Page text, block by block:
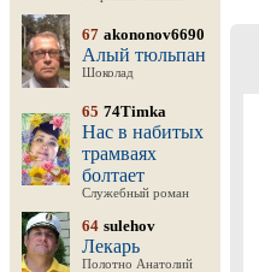
67 akononov6690
Алый тюльпан
Шоколад
65 74Timka
Нас в набитых
трамваях
болтает
Служебный роман
64 sulehov
Лекарь
Полотно Анатолий